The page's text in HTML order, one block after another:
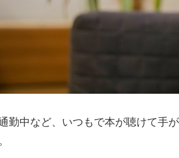
勤中など、いつもで本が聴けて手